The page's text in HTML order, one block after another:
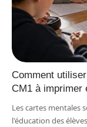
Comment
CM1 à imprimer
Les cartes mentales
l'éducation des